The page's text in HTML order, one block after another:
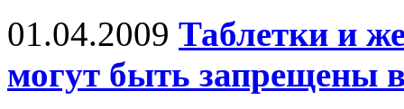
01.04.2009 Таблетки и
могут быть запрещены